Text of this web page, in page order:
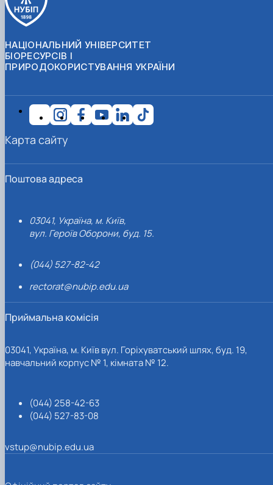
НАЦІОНАЛЬНИЙ УНІВЕРСИТЕТ
БІОРЕСУРСІВ І
ПРИРОДОКОРИСТУВАННЯ УКРАЇНИ
Поштова адреса
03041, Україна, м. Київ,
вул. Героїв Оборони, буд. 15.
(044) 527-82-42
rectorat@nubip.edu.ua
Приймальна комісія
03041, Україна, м. Київ вул. Горіхуватський шлях, буд. 19,
навчальний корпус № 1, кімната № 12.
(044) 258-42-63
(044) 527-83-08
vstup@nubip.edu.ua
Карта сайту